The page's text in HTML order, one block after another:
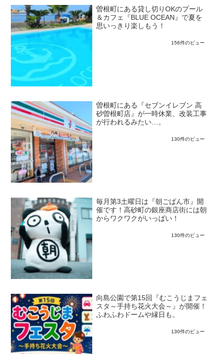
曽根町にある貸し切りOKのプール
＆カフェ『BLUE OCEAN』で夏を
思いっきり楽しもう！
156件のビュー
曽根町にある『セブンイレブン 高
砂曽根町店』が一時休業、改装工事
が行われるみたい…。
130件のビュー
毎月第3土曜日は『朝ごぱん市』開
催です！高砂町の銀座商店街には朝
からワクワクがいっぱい！
130件のビュー
向島公園で第15回『むこうじまフェ
スタ～手持ち花火大会～』が開催！
ふわふわドームや縁日も。
130件のビュー